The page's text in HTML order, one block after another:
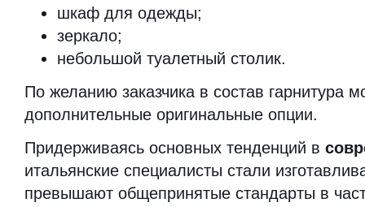
шкаф для одежды;
зеркало;
небольшой туалетный столик.
По желанию заказчика в состав гарнитура
дополнительные оригинальные опции.
Придерживаясь основных тенденций в
итальянские специалисты стали
превышают общепринятые стандарты в